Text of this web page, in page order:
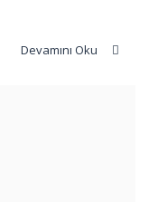
Devamını Oku